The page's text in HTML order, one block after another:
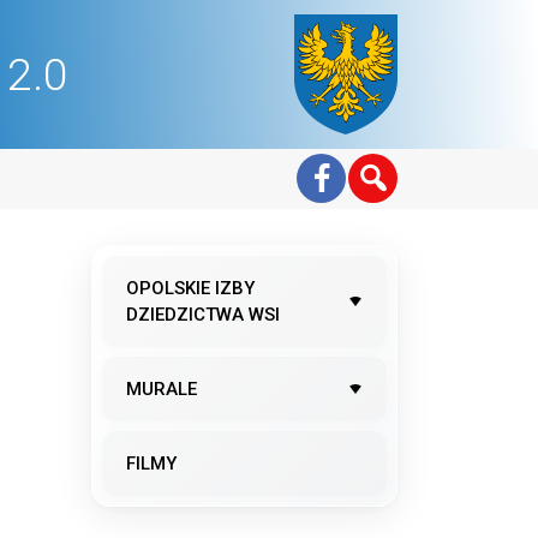
OPOLSKIE IZBY
DZIEDZICTWA WSI
MURALE
FILMY